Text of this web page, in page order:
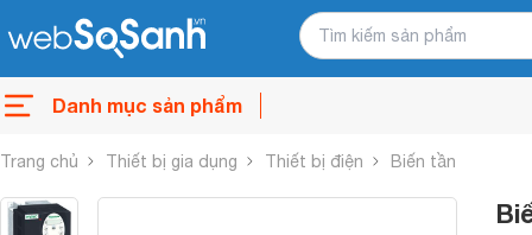
Danh mục sản phẩm
Trang chủ Thiết bị gia dụng Thiết bị điện Biến tần